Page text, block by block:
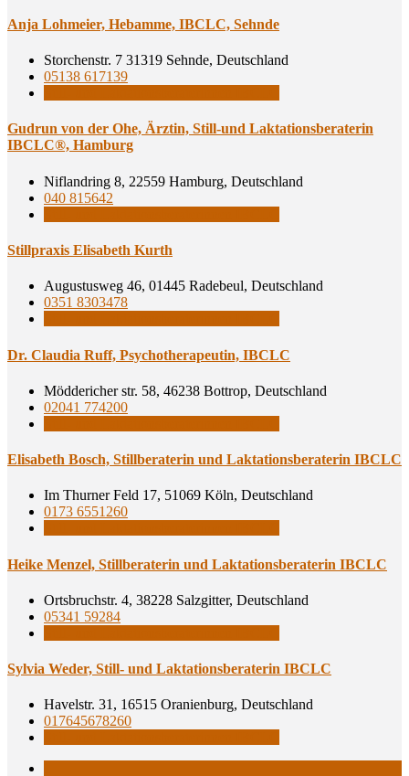
Anja Loh­mei­er, Heb­am­me, IBCLC, Sehnde
Storchenstr. 7 31319 Sehnde, Deutschland
05138 617139
Gud­run von der Ohe, Ärz­tin, Still-und Lak­ta­ti­ons­be­ra­te­rin
IBCLC®, Hamburg
Niflandring 8, 22559 Hamburg, Deutschland
040 815642
Still­pra­xis Eli­sa­beth Kurth
Augustusweg 46, 01445 Radebeul, Deutschland
0351 8303478
Dr. Clau­dia Ruff, Psy­cho­the­ra­peu­tin, IBCLC
Möddericher str. 58, 46238 Bottrop, Deutschland
02041 774200
Eli­sa­beth Bosch, Still­be­ra­te­rin und Lak­ta­ti­ons­be­ra­te­rin IBCLC
Im Thurner Feld 17, 51069 Köln, Deutschland
0173 6551260
Hei­ke Men­zel, Still­be­ra­te­rin und Lak­ta­ti­ons­be­ra­te­rin IBCLC
Ortsbruchstr. 4, 38228 Salzgitter, Deutschland
05341 59284
Syl­via Weder, Still- und Lak­ta­ti­ons­be­ra­te­rin IBCLC
Havelstr. 31, 16515 Oranienburg, Deutschland
017645678260